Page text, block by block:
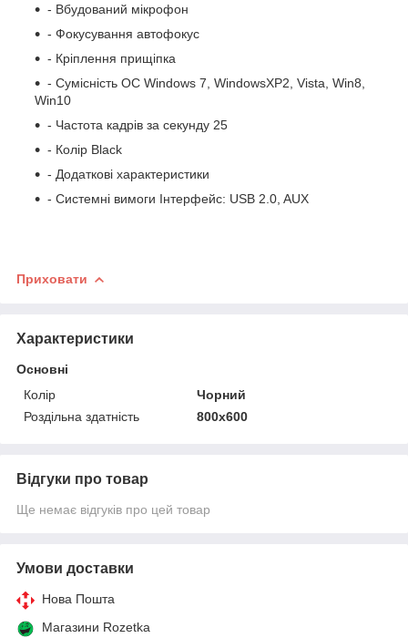
- Вбудований мікрофон
- Фокусування автофокус
- Кріплення прищіпка
- Сумісність ОС Windows 7, WindowsXP2, Vista, Win8,
Win10
- Частота кадрів за секунду 25
- Колір Black
- Додаткові характеристики
- Системні вимоги Інтерфейс: USB 2.0, AUX
Приховати
Характеристики
Основні
Колір
Чорний
Роздільна здатність
800х600
Відгуки про товар
Ще немає відгуків про цей товар
Умови доставки
Нова Пошта
Магазини Rozetka